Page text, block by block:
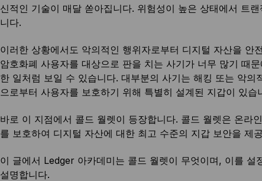
신적인 기술이 매달 쏟아집니다. 위험성이 높은 상태에서 트
니다.
이러한 상황에서도 악의적인 행위자로부터 디지털 자산을
암호화폐 사용자를 대상으로 판을 치는 사기가 너무 많기 때
한 일처럼 보일 수 있습니다. 대부분의 사기는 해킹 또는 악
으로부터 사용자를 보호하기 위해 특별히 설계된 지갑이 있습
바로 이 지점에서 콜드 월렛이 등장합니다. 콜드 월렛은 온라
를 보호하여 디지털 자산에 대한 최고 수준의 지갑 보안을 제
이 글에서 Ledger 아카데미는 콜드 월렛이 무엇이며, 이를
설명합니다.